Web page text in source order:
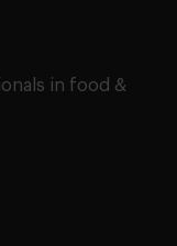
in food &